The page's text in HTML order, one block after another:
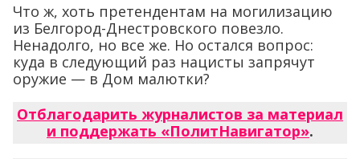
Что ж, хоть претендентам на могилизацию
из Белгород-Днестровского повезло.
Ненадолго, но все же. Но остался вопрос:
куда в следующий раз нацисты запрячут
оружие — в Дом малютки?
Отблагодарить журналистов за материал
и поддержать «ПолитНавигатор».